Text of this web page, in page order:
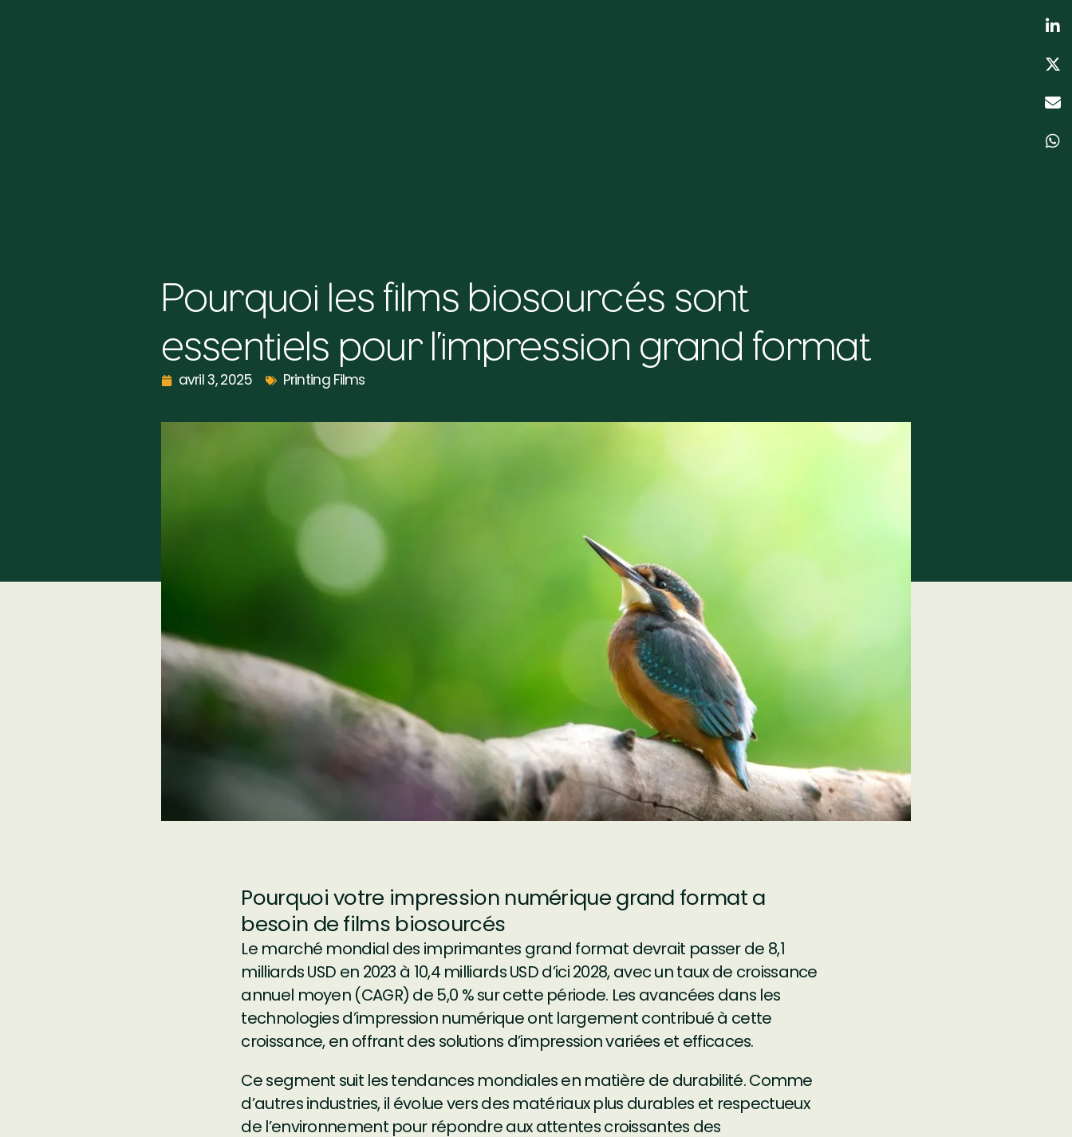
Pourquoi les films biosourcés sont
essentiels pour l’impression grand format
avril 3, 2025 Printing Films
Pourquoi votre impression numérique grand format a
besoin de films biosourcés
Le marché mondial des imprimantes grand format devrait passer de 8,1
milliards USD en 2023 à 10,4 milliards USD d’ici 2028, avec un taux de croissance
annuel moyen (CAGR) de 5,0 % sur cette période. Les avancées dans les
technologies d’impression numérique ont largement contribué à cette
croissance, en offrant des solutions d’impression variées et efficaces.
Ce segment suit les tendances mondiales en matière de durabilité. Comme
d’autres industries, il évolue vers des matériaux plus durables et respectueux
de l’environnement pour répondre aux attentes croissantes des